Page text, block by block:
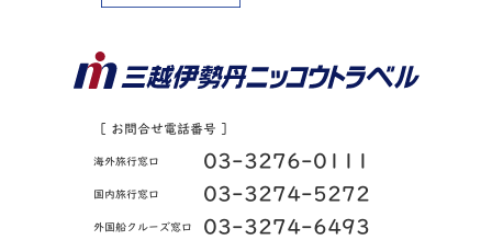
［ お問合せ電話番号 ］
海外旅行窓口 03-3276-0111
国内旅行窓口 03-3274-5272
外国船クルーズ窓口 03-3274-6493